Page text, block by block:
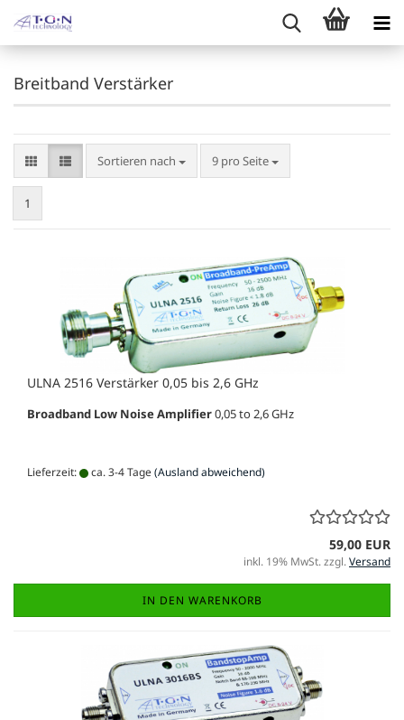
Breitband Verstärker
Sortieren nach
Sortieren nach 9 pro Seite
pro Seite
1
ULNA 2516 Verstärker 0,05 bis 2,6 GHz
Broadband Low Noise Amplifier0,05 to 2,6 GHz
Lieferzeit: ca. 3-4 Tage(Ausland abweichend)
59,00 EUR
inkl. 19% MwSt. zzgl.Versand
IN DEN WARENKORB